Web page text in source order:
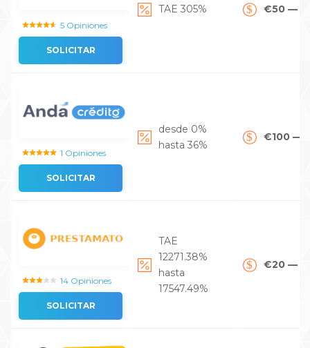
5 Opiniones
SOLICITAR
TAE 305% €50 —
1 Opiniones
SOLICITAR
desde 0%
hasta 36%
€100 —
14 Opiniones
SOLICITAR
TAE
12271.38%
hasta
17547.49%
€20 —